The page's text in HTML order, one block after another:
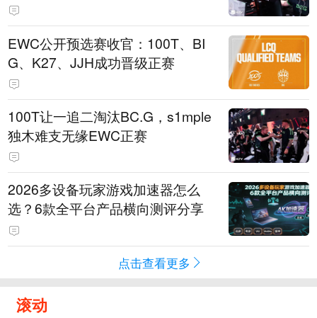
EWC公开预选赛收官：100T、BI
G、K27、JJH成功晋级正赛
100T让一追二淘汰BC.G，s1mple
独木难支无缘EWC正赛
2026多设备玩家游戏加速器怎么
选？6款全平台产品横向测评分享
点击查看更多
滚动